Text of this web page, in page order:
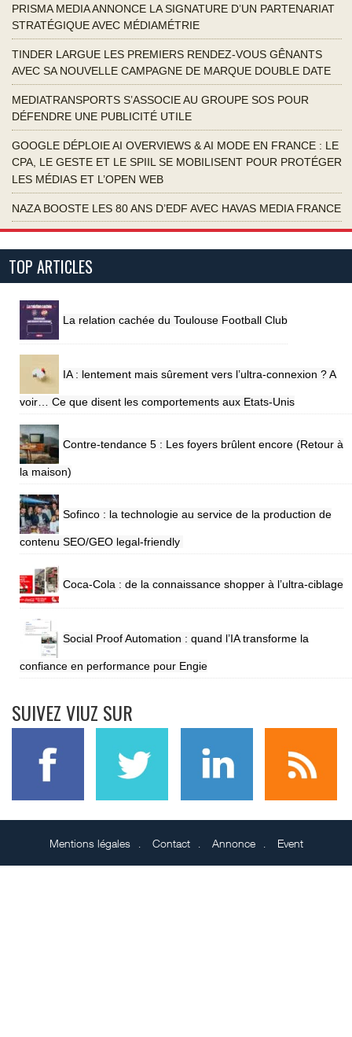
PRISMA MEDIA ANNONCE LA SIGNATURE D’UN PARTENARIAT
STRATÉGIQUE AVEC MÉDIAMÉTRIE
TINDER LARGUE LES PREMIERS RENDEZ-VOUS GÊNANTS
AVEC SA NOUVELLE CAMPAGNE DE MARQUE DOUBLE DATE
MEDIATRANSPORTS S’ASSOCIE AU GROUPE SOS POUR
DÉFENDRE UNE PUBLICITÉ UTILE
GOOGLE DÉPLOIE AI OVERVIEWS & AI MODE EN FRANCE : LE
CPA, LE GESTE ET LE SPIIL SE MOBILISENT POUR PROTÉGER
LES MÉDIAS ET L’OPEN WEB
NAZA BOOSTE LES 80 ANS D’EDF AVEC HAVAS MEDIA FRANCE
TOP ARTICLES
La relation cachée du Toulouse Football Club
IA : lentement mais sûrement vers l’ultra-connexion ? A
voir… Ce que disent les comportements aux Etats-Unis
Contre-tendance 5 : Les foyers brûlent encore (Retour à
la maison)
Sofinco : la technologie au service de la production de
contenu SEO/GEO legal-friendly
Coca-Cola : de la connaissance shopper à l’ultra-ciblage
Social Proof Automation : quand l’IA transforme la
confiance en performance pour Engie
SUIVEZ VIUZ SUR
Mentions légales Contact Annonce Event